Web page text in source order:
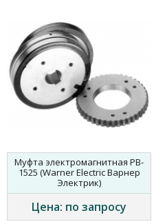
Муфта электромагнитная PB-
1525 (Warner Electric Варнер
Электрик)
Цена: по запросу